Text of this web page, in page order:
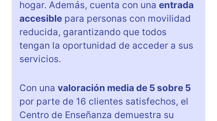
hogar. Además, cuenta con una entrada
accesible para personas con movilidad
reducida, garantizando que todos
tengan la oportunidad de acceder a sus
servicios.
Con una valoración media de 5 sobre 5
por parte de 16 clientes satisfechos, el
Centro de Enseñanza demuestra su